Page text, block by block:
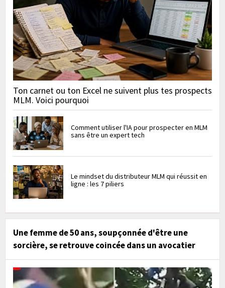
Ton carnet ou ton Excel ne suivent plus tes prospects
MLM. Voici pourquoi
Comment utiliser l'IA pour prospecter en MLM
sans être un expert tech
Le mindset du distributeur MLM qui réussit en
ligne : les 7 piliers
Une femme de 50 ans, soupçonnée d'être une
sorcière, se retrouve coincée dans un avocatier